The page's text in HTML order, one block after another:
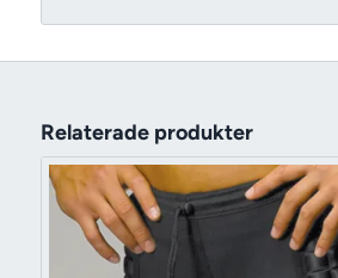
Relaterade produkter